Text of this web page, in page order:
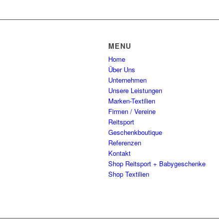
MENU
Home
Über Uns
Unternehmen
Unsere Leistungen
Marken-Textilien
Firmen / Vereine
Reitsport
Geschenkboutique
Referenzen
Kontakt
Shop Reitsport + Babygeschenke
Shop Textilien